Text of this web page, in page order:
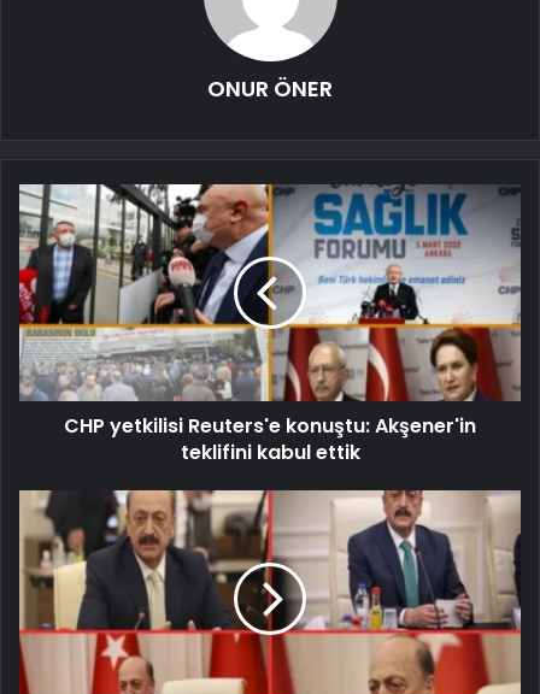
ONUR ÖNER
CHP yetkilisi Reuters'e konuştu: Akşener'in
teklifini kabul ettik